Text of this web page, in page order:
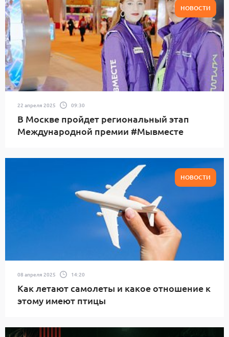
НОВОСТИ
22 апреля 2025 09:30
В Москве пройдет региональный этап
Международной премии #Мывместе
НОВОСТИ
08 апреля 2025 14:20
Как летают самолеты и какое отношение к
этому имеют птицы